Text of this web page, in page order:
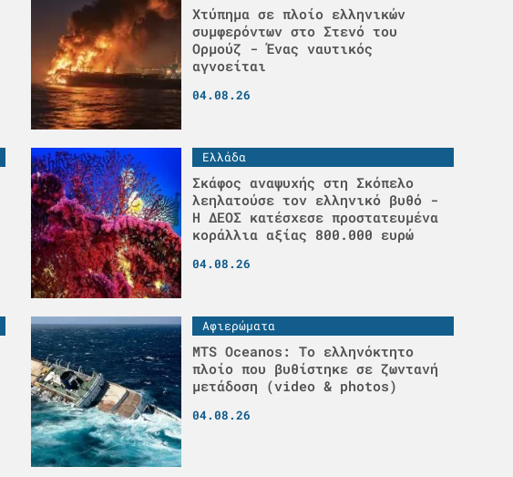
Χτύπημα σε πλοίο ελληνικών
συμφερόντων στο Στενό του
Ορμούζ - Ένας ναυτικός
αγνοείται
04.08.26
Ελλάδα
Σκάφος αναψυχής στη Σκόπελο
λεηλατούσε τον ελληνικό βυθό -
H ΔΕΟΣ κατέσχεσε προστατευμένα
κοράλλια αξίας 800.000 ευρώ
04.08.26
Αφιερώματα
MTS Oceanos: Το ελληνόκτητο
πλοίο που βυθίστηκε σε ζωντανή
μετάδοση (video & photos)
04.08.26